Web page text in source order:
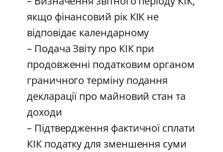
якщо фінансовий рік КІК не
відповідає календарному
– Подача Звіту про КІК при
продовженні податковим органом
граничного терміну подання
декларації про майновий стан та
доходи
– Підтвердження фактичної сплати
КІК податку для зменшення суми